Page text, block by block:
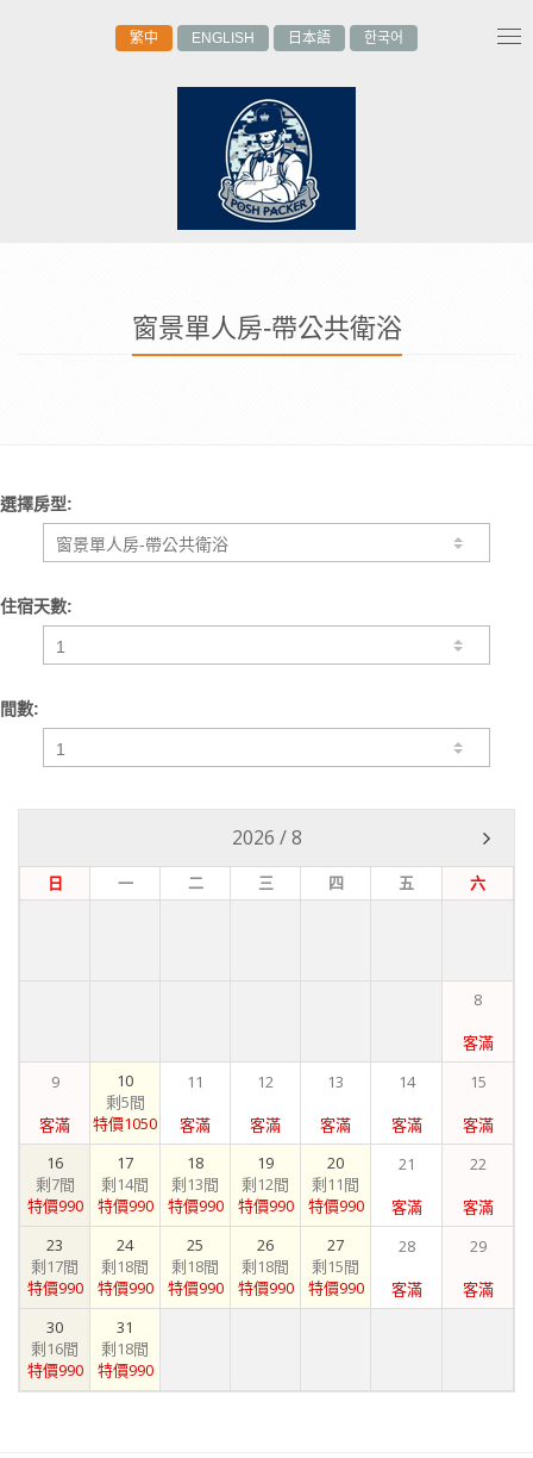
繁中 ENGLISH 日本語 한국어
窗景單人房-帶公共衛浴
選擇房型:
住宿天數:
間數:
2026 /8
日 一 二 三 四 五 六
8
客滿
9
客滿
10
剩5間
特價1050
11
客滿
12
客滿
13
客滿
14
客滿
15
客滿
16
剩7間
特價990
17
剩14間
特價990
18
剩13間
特價990
19
剩12間
特價990
20
剩11間
特價990
21
客滿
22
客滿
23
剩17間
特價990
24
剩18間
特價990
25
剩18間
特價990
26
剩18間
特價990
27
剩15間
特價990
28
客滿
29
客滿
30
剩16間
特價990
31
剩18間
特價990